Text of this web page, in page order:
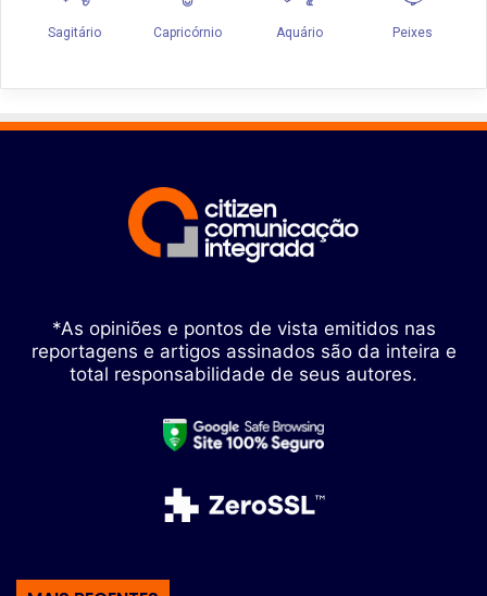
*As opiniões e pontos de vista emitidos nas
reportagens e artigos assinados são da inteira e
total responsabilidade de seus autores.